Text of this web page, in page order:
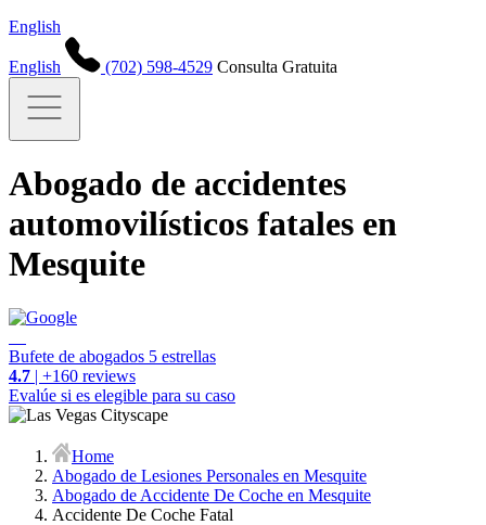
English
English (702) 598-4529 Consulta Gratuita
Abogado de accidentes
automovilísticos fatales en
Mesquite
Bufete de abogados 5 estrellas
4.7 | +160 reviews
Evalúe si es elegible para su caso
Home
Abogado de Lesiones Personales en Mesquite
Abogado de Accidente De Coche en Mesquite
Accidente De Coche Fatal